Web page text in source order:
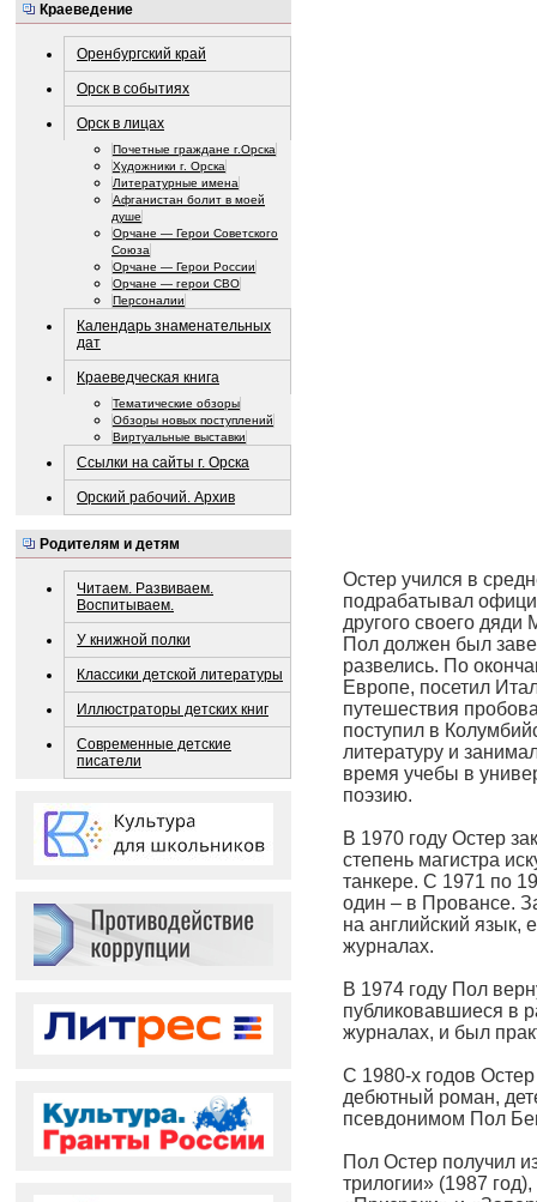
Краеведение
Оренбургский край
Орск в событиях
Орск в лицах
Почетные граждане г.Орска
Художники г. Орска
Литературные имена
Афганистан болит в моей
душе
Орчане — Герои Советского
Союза
Орчане — Герои России
Орчане — герои СВО
Персоналии
Календарь знаменательных
дат
Краеведческая книга
Тематические обзоры
Обзоры новых поступлений
Виртуальные выставки
Ссылки на сайты г. Орска
Орский рабочий. Архив
Родителям и детям
Читаем. Развиваем.
Воспитываем.
У книжной полки
Классики детской литературы
Иллюстраторы детских книг
Современные детские
писатели
Остер учился в
подрабатывал
другого своего
Пол должен был
развелись. По
Европе, посетил
путешествия
поступил в
литературу и
время учебы в
поэзию.
В 1970 году Остер
степень магистра
танкере. С 1971 по
один – в Провансе.
на английский язык,
журналах.
В 1974 году Пол
публиковавшиеся в
журналах, и был
С 1980-х годов
дебютный роман,
псевдонимом Пол
Пол Остер получил
трилогии» (1987